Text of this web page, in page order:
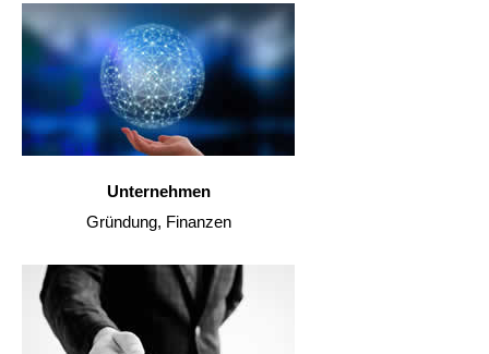
Unternehmen
Gründung, Finanzen